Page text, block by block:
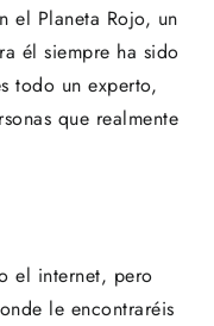
el Planeta Rojo, un
él siempre ha sido
todo un experto,
que realmente
el internet, pero
le encontraréis